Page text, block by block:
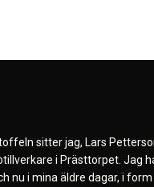
sitter jag, Lars
i Prästtorpet. Jag
nu i mina äldre dagar, i